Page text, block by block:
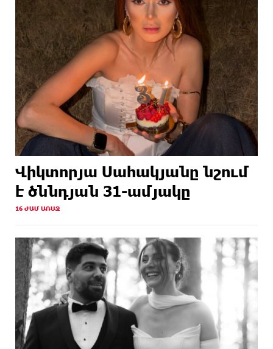
Վիկտորյա Սահակյանը նշում
է ծննդյան 31-ամյակը
16 ԺԱՄ ԱՌԱՋ